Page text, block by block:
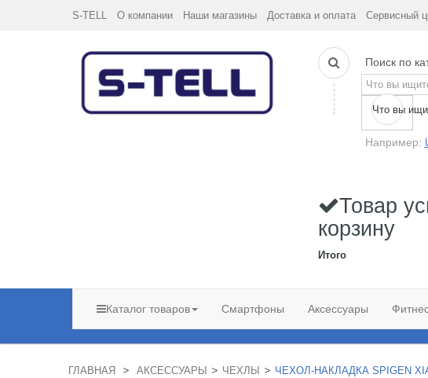
S-TELL О компании Наши магазины Доставка и оплата Сервисный
Поиск по
Что вы
Например:
Товар
корзину
Итого
Каталог товаров Смартфоны Аксессуары
ГЛАВНАЯ > АКСЕССУАРЫ > ЧЕХЛЫ > ЧЕХОЛ-НАКЛАДКА SPIGEN